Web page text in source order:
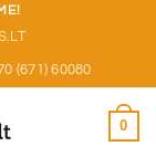
(671) 60080
0